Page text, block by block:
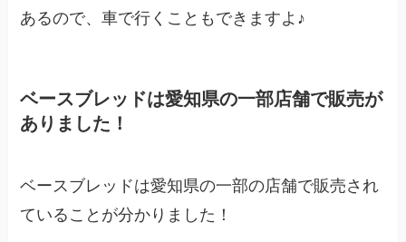
あるので、車で行くこともできますよ♪
ベースブレッドは愛知県の一部店舗で販売が
ありました！
ベースブレッドは愛知県の一部の店舗で販売され
ていることが分かりました！